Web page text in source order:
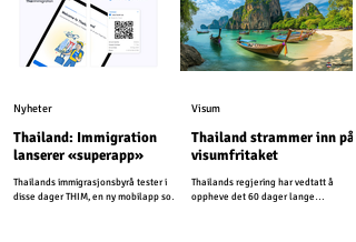
Thailand: Immigration
lanserer «superapp»
Thailands immigrasjonsbyrå tester i
disse dager THIM, en ny mobilapp som
Nyheter
Thailand strammer inn på
visumfritaket
Thailands regjering har vedtatt å
oppheve det 60 dager lange
Visum